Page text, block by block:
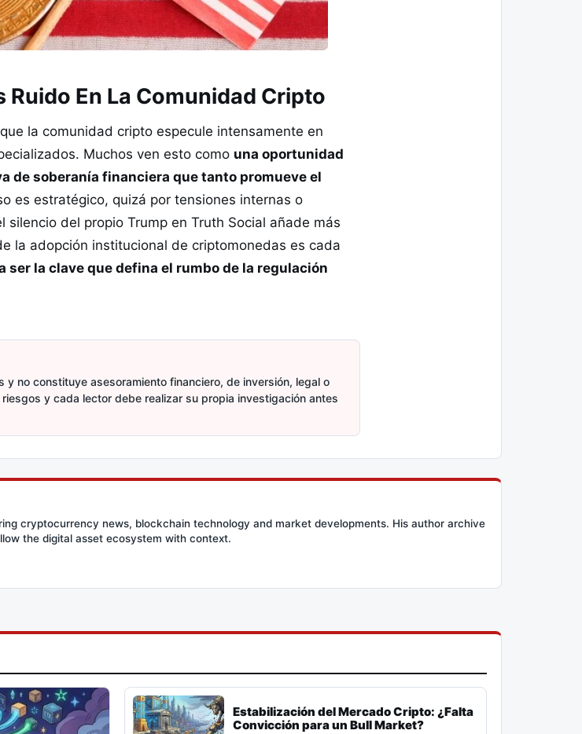
Ruido En La Comunidad Cripto
la comunidad cripto especule intensamente en
Muchos ven esto como una oportunidad
de soberanía financiera que tanto promueve el
es estratégico, quizá por tensiones internas o
del propio Trump en Truth Social añade más
la adopción institucional de criptomonedas es cada
ser la clave que defina el rumbo de la regulación
y no constituye asesoramiento financiero, de inversión, legal o
y cada lector debe realizar su propia investigación antes
cryptocurrency news, blockchain technology and market developments. His author archive
the digital asset ecosystem with context.
Estabilización del Mercado Cripto: ¿Falta
Convicción para un Bull Market?